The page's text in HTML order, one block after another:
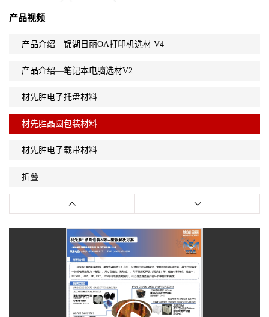
产品视频
产品介绍—锦湖日丽OA打印机选材 V4
产品介绍—笔记本电脑选材V2
材先胜电子托盘材料
材先胜晶圆包装材料
材先胜电子载带材料
折叠